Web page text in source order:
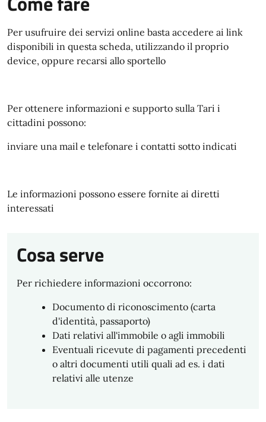
Per usufruire dei servizi online basta accedere ai link
disponibili in questa scheda, utilizzando il proprio
device, oppure recarsi allo sportello
Per ottenere informazioni e supporto sulla Tari i
cittadini possono:
inviare una mail e telefonare i contatti sotto indicati
Le informazioni possono essere fornite ai diretti
interessati
Cosa serve
Per richiedere informazioni occorrono:
Documento di riconoscimento (carta
d'identità, passaporto)
Dati relativi all'immobile o agli immobili
Eventuali ricevute di pagamenti precedenti
o altri documenti utili quali ad es. i dati
relativi alle utenze